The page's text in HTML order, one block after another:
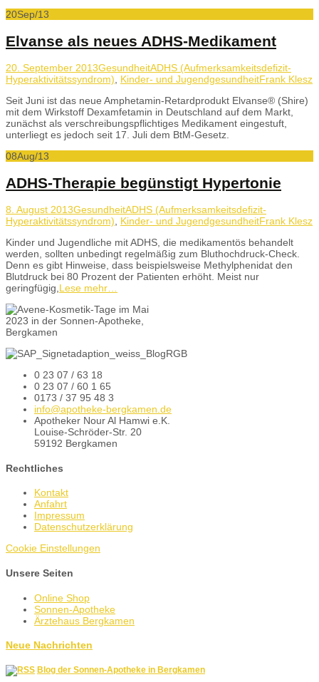
20Sep/13
Elvanse als neues ADHS-Medikament
20. September 2013GesundheitADHS (Aufmerksamkeitsdefizit-
Hyperaktivitätssyndrom), Kinder- und JugendgesundheitFrank Klesz
Seit Juni ist das neue Amphetamin-Retardprodukt Elvanse® (Shire)
mit dem Wirkstoff Dexamfetamin in Deutschland auf dem Markt,
zunächst als verschreibungspflichtiges Medikament eingestuft,
unterliegt es jedoch seit 17. Juli dem BtM-Gesetz.
08Aug/13
ADHS-Therapie begünstigt Hypertonie
8. August 2013GesundheitADHS (Aufmerksamkeitsdefizit-
Hyperaktivitätssyndrom)
Kinder- und JugendgesundheitFrank Klesz
Kinder und Jugendliche mit ADHS, die medikamentös behandelt
werden, sollten unbedingt regelmäßig zum Bluthochdruck-Check.
Denn es gibt Hinweise, dass beispielsweise Methylphenidat den
Blutdruck bei 80 Prozent der Patienten erhöht. Meist nur
geringfügig, Lese mehr…
0 23 07 / 63 18
0 23 07 / 60 1 65
0173 / 37 95 48 3
info@apotheke-bergkamen.de
Apotheker Nour Al Hamwi e.K.
Louise-Schröder-Str. 20
59192 Bergkamen
Rechtliches
Kontakt
Anfahrt
Impressum
Datenschutzerklärung
Cookie Einstellungen
Unsere Seiten
Online Shop
Sonnen-Apotheke
Ärztehaus Bergkamen
Neue Nachrichten
Blog der Sonnen-Apotheke in Bergkamen